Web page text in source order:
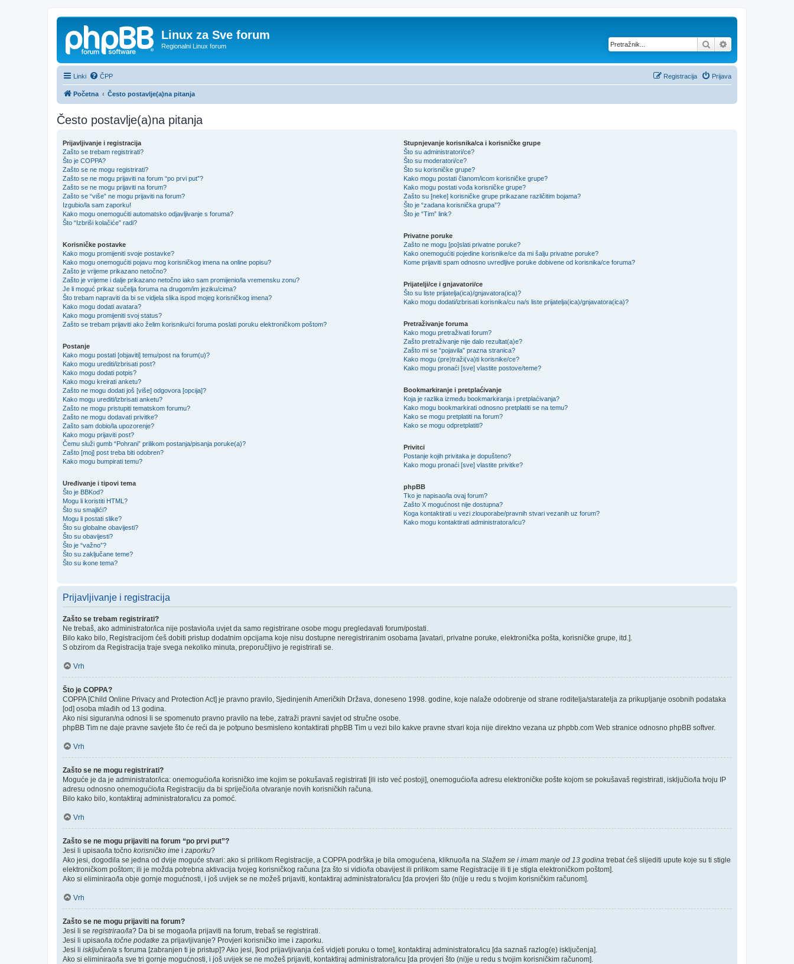
Linux za Sve forum
Regionalni Linux forum Pretražnik
Linki ČPP Prijava
Registracija
Početna Često postavlje(a)na pitanja
Često postavlje(a)na pitanja
Prijavljivanje i registracija
Zašto se trebam registrirati?
Što je COPPA?
Zašto se ne mogu registrirati?
Zašto se ne mogu prijaviti na forum “po prvi put”?
Zašto se ne mogu prijaviti na forum?
Zašto se “više” ne mogu prijaviti na forum?
Izgubio/la sam zaporku!
Kako mogu onemogućiti automatsko odjavljivanje s foruma?
Što “Izbriši kolačiće” radi?
Korisničke postavke
Kako mogu promijeniti svoje postavke?
Kako mogu onemogućiti pojavu mog korisničkog imena na online popisu?
Zašto je vrijeme prikazano netočno?
Zašto je vrijeme i dalje prikazano netočno iako sam promijenio/la vremensku zonu?
Je li moguć prikaz sučelja foruma na drugom/im jeziku/cima?
Što trebam napraviti da bi se vidjela slika ispod mojeg korisničkog imena?
Kako mogu dodati avatara?
Kako mogu promijeniti svoj status?
Zašto se trebam prijaviti ako želim korisniku/ci foruma poslati poruku elektroničkom poštom?
Postanje
Kako mogu postati [objaviti] temu/post na forum(u)?
Kako mogu urediti/izbrisati post?
Kako mogu dodati potpis?
Kako mogu kreirati anketu?
Zašto ne mogu dodati još [više] odgovora [opcija]?
Kako mogu urediti/izbrisati anketu?
Zašto ne mogu pristupiti tematskom forumu?
Zašto ne mogu dodavati privitke?
Zašto sam dobio/la upozorenje?
Kako mogu prijaviti post?
Čemu služi gumb “Pohrani” prilikom postanja/pisanja poruke(a)?
Zašto [moj] post treba biti odobren?
Kako mogu bumpirati temu?
Uređivanje i tipovi tema
Što je BBKod?
Mogu li koristiti HTML?
Što su smajlići?
Mogu li postati slike?
Što su globalne obavijesti?
Što su obavijesti?
Što je “važno”?
Što su zaključane teme?
Što su ikone tema?
Stupnjevanje korisnika/ca i korisničke grupe
Što su administratori/ce?
Što su moderatori/ce?
Što su korisničke grupe?
Kako mogu postati članom/icom korisničke grupe?
Kako mogu postati vođa korisničke grupe?
Zašto su [neke] korisničke grupe prikazane različitim bojama?
Što je “zadana korisnička grupa”?
Što je “Tim” link?
Privatne poruke
Zašto ne mogu [po]slati privatne poruke?
Kako onemogućiti pojedine korisnike/ce da mi šalju privatne poruke?
Kome prijaviti spam odnosno uvredljive poruke dobivene od korisnika/ce foruma?
Prijatelji/ce i gnjavatori/ce
Što su liste prijatelja(ica)/gnjavatora(ica)?
Kako mogu dodati/izbrisati korisnika/cu na/s liste prijatelja(ica)/gnjavatora(ica)?
Pretraživanje foruma
Kako mogu pretraživati forum?
Zašto pretraživanje nije dalo rezultat(a)e?
Zašto mi se “pojavila” prazna stranica?
Kako mogu (pre)traži(va)ti korisnike/ce?
Kako mogu pronaći [sve] vlastite postove/teme?
Bookmarkiranje i pretplaćivanje
Koja je razlika između bookmarkiranja i pretplaćivanja?
Kako mogu bookmarkirati odnosno pretplatiti se na temu?
Kako se mogu pretplatiti na forum?
Kako se mogu odpretplatiti?
Privitci
Postanje kojih privitaka je dopušteno?
Kako mogu pronaći [sve] vlastite privitke?
phpBB
Tko je napisao/la ovaj forum?
Zašto X mogućnost nije dostupna?
Koga kontaktirati u vezi zlouporabe/pravnih stvari vezanih uz forum?
Kako mogu kontaktirati administratora/icu?
Prijavljivanje i registracija
Zašto se trebam registrirati?
Ne trebaš, ako administrator/ica nije postavio/la uvjet da samo registrirane osobe mogu pregledavati forum/postati.
Bilo kako bilo, Registracijom ćeš dobiti pristup dodatnim opcijama koje nisu dostupne neregistriranim osobama [avatari, privatne poruke, elektronička pošta, korisničke grupe, itd.].
S obzirom da Registracija traje svega nekoliko minuta, preporučljivo je registrirati se.
Vrh
Što je COPPA?
COPPA [Child Online Privacy and Protection Act] je pravno pravilo, Sjedinjenih Američkih Država, doneseno 1998. godine, koje nalaže odobrenje od strane roditelja/staratelja za prikupljanje osobnih podataka
[od] osoba mlađih od 13 godina.
Ako nisi siguran/na odnosi li se spomenuto pravno pravilo na tebe, zatraži pravni savjet od stručne osobe.
phpBB Tim ne daje pravne savjete što će reći da je potpuno besmisleno kontaktirati phpBB Tim u vezi bilo kakve pravne stvari koja nije direktno vezana uz phpbb.com Web stranice odnosno phpBB softver.
Vrh
Zašto se ne mogu registrirati?
Moguće je da je administrator/ica: onemogućio/la korisničko ime kojim se pokušavaš registrirati [ili isto već postoji], onemogućio/la adresu elektroničke pošte kojom se pokušavaš registrirati, isključio/la tvoju IP
adresu odnosno onemogućio/la Registraciju da bi spriječio/la otvaranje novih korisničkih računa.
Bilo kako bilo, kontaktiraj administratora/icu za pomoć.
Vrh
Zašto se ne mogu prijaviti na forum “po prvi put”?
Jesi li upisao/la točno korisničko ime i zaporku?
Ako jesi, dogodila se jedna od dvije moguće stvari: ako si prilikom Registracije, a COPPA podrška je bila omogućena, kliknuo/la na Slažem se i imam manje od 13 godina trebat ćeš slijediti upute koje su ti stigle
elektroničkom poštom; ili je možda potrebna aktivacija tvojeg korisničkog računa [za što si vidio/la obavijest ili prilikom same Registracije ili ti je stigla elektroničkom poštom].
Ako si eliminirao/la obje gornje mogućnosti, i još uvijek se ne možeš prijaviti, kontaktiraj administratora/icu [da provjeri što (ni)je u redu s tvojim korisničkim računom].
Vrh
Zašto se ne mogu prijaviti na forum?
Jesi li se registrirao/la? Da bi se mogao/la prijaviti na forum, trebaš se registrirati.
Jesi li upisao/la točne podatke za prijavljivanje? Provjeri korisničko ime i zaporku.
Jesi li isključen/a s foruma [zabranjen ti je pristup]? Ako jesi, [kod prijavljivanja ćeš vidjeti poruku o tome], kontaktiraj administratora/icu [da saznaš razlog(e) isključenja].
Ako si eliminirao/la sve tri gornje mogućnosti, i još uvijek se ne možeš prijaviti, kontaktiraj administratora/icu [da provjeri što (ni)je u redu s tvojim korisničkim računom].